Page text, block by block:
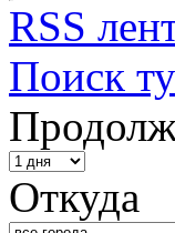
RSS
Поиск
Откуда